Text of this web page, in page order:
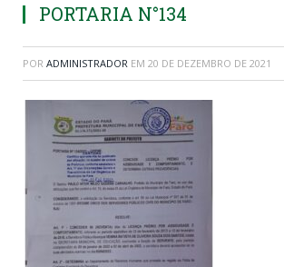
PORTARIA N°134
POR ADMINISTRADOR EM 20 DE DEZEMBRO DE 2021